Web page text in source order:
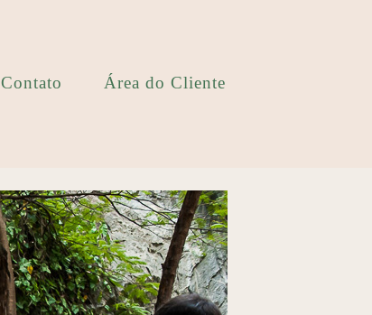
Contato Área do Cliente